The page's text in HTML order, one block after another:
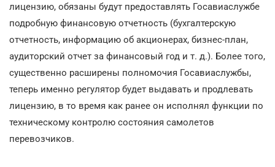
лицензию, обязаны будут предоставлять Госавиаслужбе
подробную финансовую отчетность (бухгалтерскую
отчетность, информацию об акционерах, бизнес-план,
аудиторский отчет за финансовый год и т. д.). Более того,
существенно расширены полномочия Госавиаслужбы,
теперь именно регулятор будет выдавать и продлевать
лицензию, в то время как ранее он исполнял функции по
техническому контролю состояния самолетов
перевозчиков.